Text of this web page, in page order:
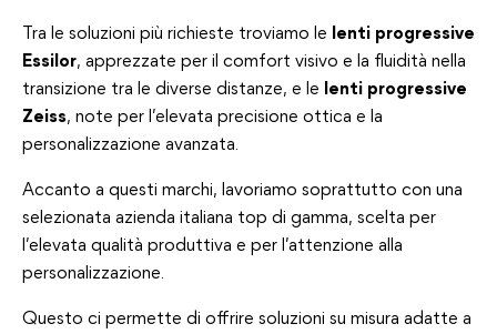
Tra le soluzioni più richieste troviamo le lenti progressive
Essilor, apprezzate per il comfort visivo e la fluidità nella
transizione tra le diverse distanze, e le lenti progressive
Zeiss, note per l’elevata precisione ottica e la
personalizzazione avanzata.
Accanto a questi marchi, lavoriamo soprattutto con una
selezionata azienda italiana top di gamma, scelta per
l’elevata qualità produttiva e per l’attenzione alla
personalizzazione.
Questo ci permette di offrire soluzioni su misura adatte a